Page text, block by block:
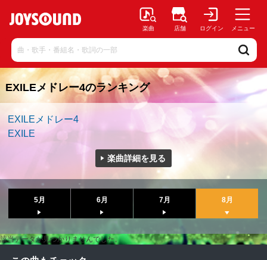
楽曲 店舗 ログイン メニュー
EXILEメドレー4のランキング
EXILEメドレー4
EXILE
楽曲詳細を見る
5月 6月 7月 8月
該当データが見つかりませんでした。